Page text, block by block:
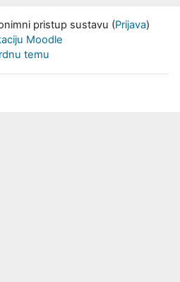
pristup sustavu (Prijava)
Moodle
temu